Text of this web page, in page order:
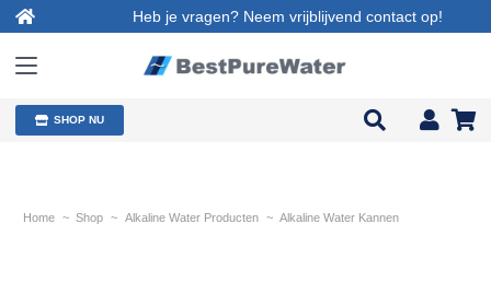
Heb je vragen? Neem vrijblijvend contact op!
SHOP NU
Home ~ Shop ~ Alkaline Water Producten ~ Alkaline Water Kannen